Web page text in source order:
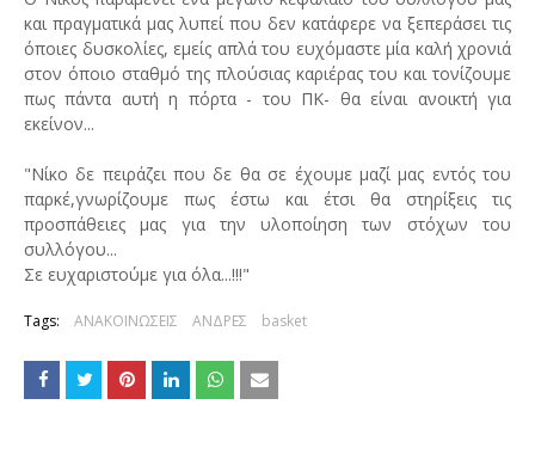
και πραγματικά μας λυπεί που δεν κατάφερε να ξεπεράσει τις
όποιες δυσκολίες, εμείς απλά του ευχόμαστε μία καλή χρονιά
στον όποιο σταθμό της πλούσιας καριέρας του και τονίζουμε
πως πάντα αυτή η πόρτα - του ΠΚ- θα είναι ανοικτή για
εκείνον...
"Νίκο δε πειράζει που δε θα σε έχουμε μαζί μας εντός του
παρκέ,γνωρίζουμε πως έστω και έτσι θα στηρίξεις τις
προσπάθειες μας για την υλοποίηση των στόχων του
συλλόγου...
Σε ευχαριστούμε για όλα...!!!"
Tags: ΑΝΑΚΟΙΝΩΣΕΙΣ ΑΝΔΡΕΣ basket